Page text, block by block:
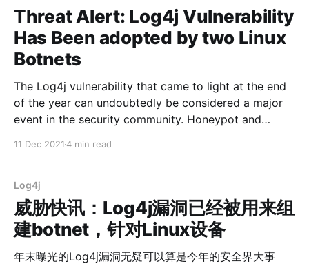
Threat Alert: Log4j Vulnerability
Has Been adopted by two Linux
Botnets
The Log4j vulnerability that came to light at the end
of the year can undoubtedly be considered a major
event in the security community. Honeypot and
11 Dec 20214 min read
Log4j
威胁快讯：Log4j漏洞已经被用来组
建botnet，针对Linux设备
年末曝光的Log4j漏洞无疑可以算是今年的安全界大事